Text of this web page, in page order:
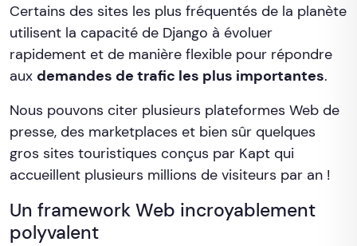
Certains des sites les plus fréquentés de la planète
utilisent la capacité de Django à évoluer
rapidement et de manière flexible pour répondre
aux demandes de trafic les plus importantes.
Nous pouvons citer plusieurs plateformes Web de
presse, des marketplaces et bien sûr quelques
gros sites touristiques conçus par Kapt qui
accueillent plusieurs millions de visiteurs par an !
Un framework Web incroyablement
polyvalent